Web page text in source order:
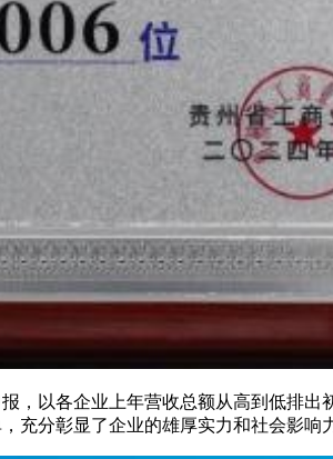
，以各企业上年营收总额从高到低排
充分彰显了企业的雄厚实力和社会影响